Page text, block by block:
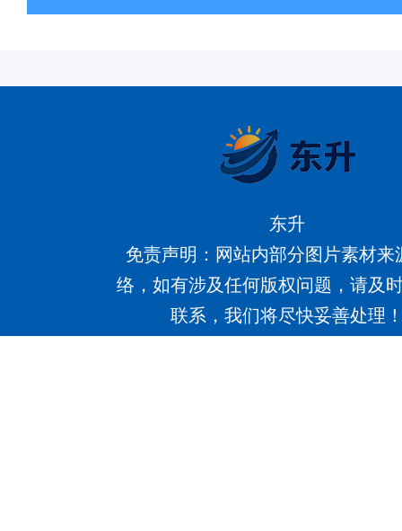
东升
免责声明：网站内部分图片素材来
络，如有涉及任何版权问题，请及
联系，我们将尽快妥善处理